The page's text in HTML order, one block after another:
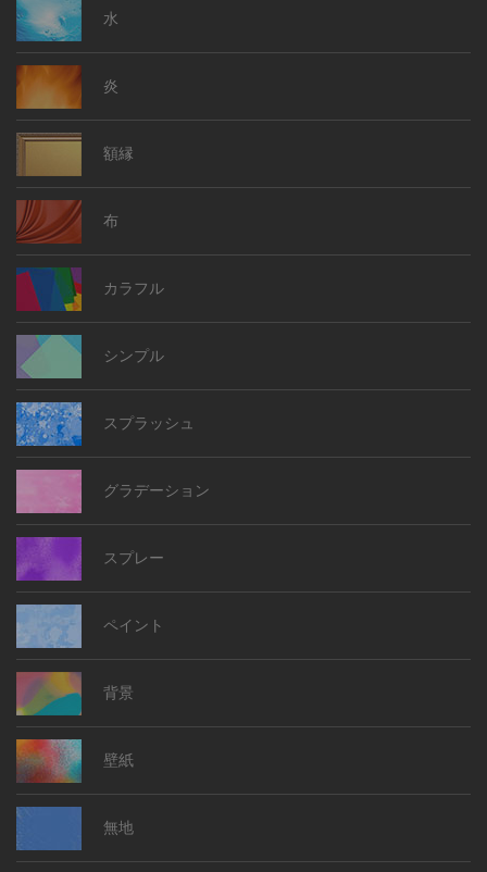
水
炎
額縁
布
カラフル
シンプル
スプラッシュ
グラデーション
スプレー
ペイント
背景
壁紙
無地